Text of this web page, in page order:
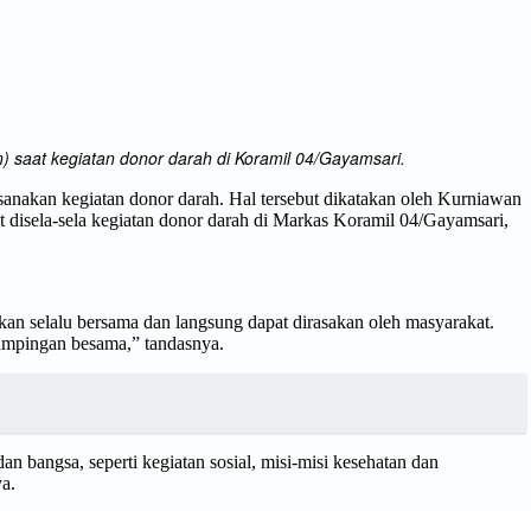
saat kegiatan donor darah di Koramil 04/Gayamsari.
kegiatan donor darah. Hal tersebut dikatakan oleh Kurniawan
sela kegiatan donor darah di Markas Koramil 04/Gayamsari,
selalu bersama dan langsung dapat dirasakan oleh masyarakat.
besama,” tandasnya.
bangsa, seperti kegiatan sosial, misi-misi kesehatan dan